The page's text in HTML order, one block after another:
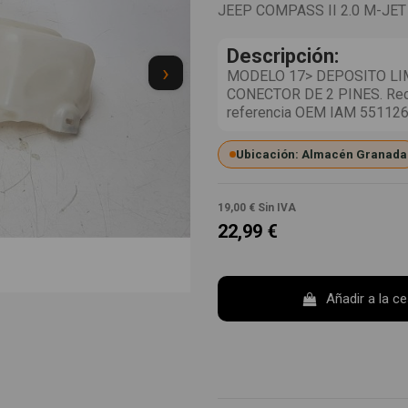
›
JEEP COMPASS II 2.0 M-JET
Descripción:
MODELO 17> DEPOSITO
CONECTOR DE 2 PINES.
referencia OEM IAM
Ubicación: Almacén Granada
19,00 € Sin IVA
22,99 €
Añadir a la